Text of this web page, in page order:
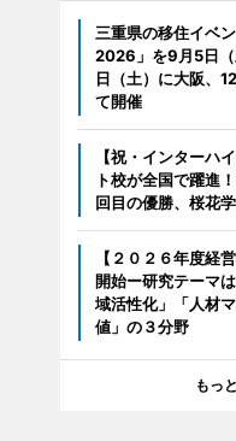
三重県の移住イベ
2026」を9月5日
日（土）に大阪、
て開催
【祝・インターハ
ト校が全国で躍進
回目の優勝、桜花
【２０２６年度経
開始ー研究テーマ
域活性化」「人材
値」の３分野
もっ